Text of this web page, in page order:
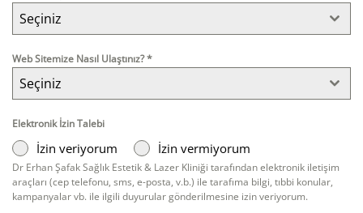
Seçiniz
Web Sitemize Nasıl Ulaştınız?*
Seçiniz
Elektronik İzin Talebi
İzin veriyorum İzin vermiyorum
Dr Erhan Şafak Sağlık Estetik & Lazer Kliniği tarafından elektronik iletişim
araçları (cep telefonu, sms, e-posta, v.b.) ile tarafıma bilgi, tıbbi konular,
kampanyalar vb. ile ilgili duyurular gönderilmesine izin veriyorum.